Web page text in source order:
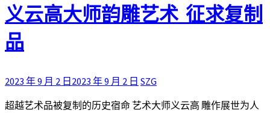
义云高大师韵雕艺术 征求复制
品
2023 年 9 月 2 日 2023 年 9 月 2 日 SZG
超越艺术品被复制的历史宿命 艺术大师义云高 雕作展世为人